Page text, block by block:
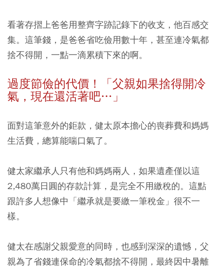
看著存摺上爸爸用整齊字跡記錄下的收支，他百感交
集。這筆錢，是爸爸省吃儉用數十年，甚至連冷氣都
捨不得開，一點一滴累積下來的啊。
過度節儉的代價！「父親如果捨得開冷
氣，現在還活著吧…」
面對這筆意外的鉅款，健太原本擔心的喪葬費和媽媽
生活費，總算能喘口氣了。
健太家繼承人只有他和媽媽兩人，如果遺產僅以這
2,480萬日圓的存款計算，是完全不用繳稅的。這點
跟許多人想像中「繼承就是要繳一筆稅金」很不一
樣。
健太在感謝父親愛意的同時，也感到深深的遺憾，父
親為了省錢連保命的冷氣都捨不得開，最終因中暑離